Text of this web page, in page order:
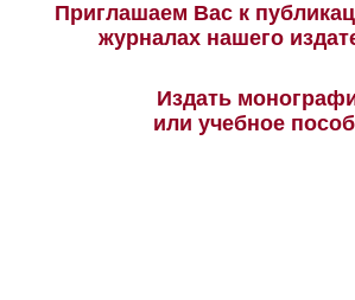
Приглашаем Вас к
журналах нашего
Издать
или учебное